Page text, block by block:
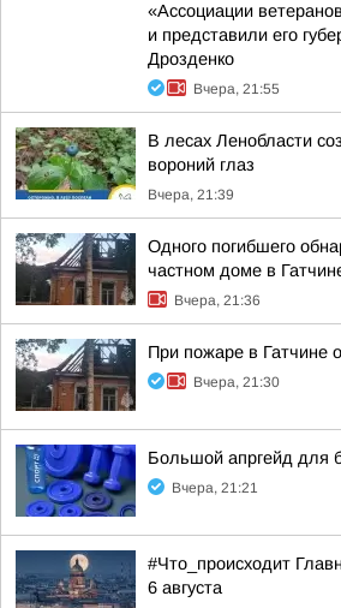
«Ассоциации
и представили его
Дрозденко
Вчера, 21:55
В лесах Ленобласти
вороний глаз
Вчера, 21:39
Одного погибшего
частном доме в
Вчера, 21:36
При пожаре в Гатчине
Вчера, 21:30
Большой апргейд для
Вчера, 21:21
#Что_происходит
6 августа